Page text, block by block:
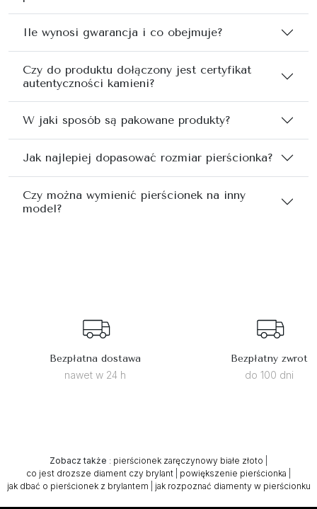
Ile wynosi gwarancja i co obejmuje?
Czy do produktu dołączony jest certyfikat
autentyczności kamieni?
W jaki sposób są pakowane produkty?
Jak najlepiej dopasować rozmiar pierścionka?
Czy można wymienić pierścionek na inny
model?
Bezpłatna dostawa
nawet w 24 h
Bezpłatny zwrot
do 100 dni
Zobacz także : pierścionek zaręczynowy białe złoto
co jest drozsze diament czy brylant
powiększenie pierścionka
jak dbać o pierścionek z brylantem
jak rozpoznać diamenty w pierścionku